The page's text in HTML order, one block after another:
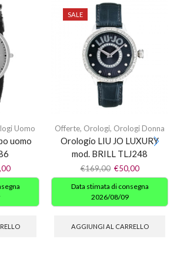
Uomo
uomo
SALE
Offerte, Orologi, Orologi Donna
Orologio LIU JO LUXURY
mod. BRILL TLJ248
€169,00 €50,00
Data stimata di consegna
2026/08/09
AGGIUNGI AL CARRELLO